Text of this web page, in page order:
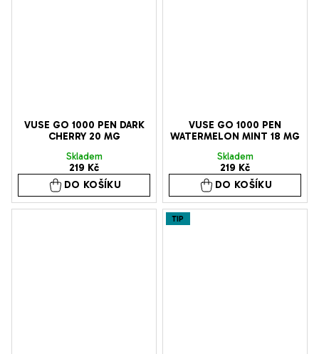
VUSE GO 1000 PEN DARK
CHERRY 20 MG
Skladem
219 Kč
DO KOŠÍKU
VUSE GO 1000 PEN
WATERMELON MINT 18 MG
Skladem
219 Kč
DO KOŠÍKU
TIP